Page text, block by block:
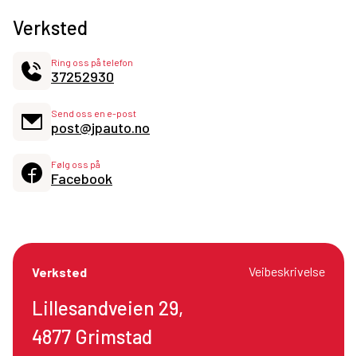
Verksted
Ring oss på telefon
37252930
Send oss en e-post
post@jpauto.no
Følg oss på
Facebook
Verksted Veibeskrivelse
Lillesandveien 29,
4877 Grimstad